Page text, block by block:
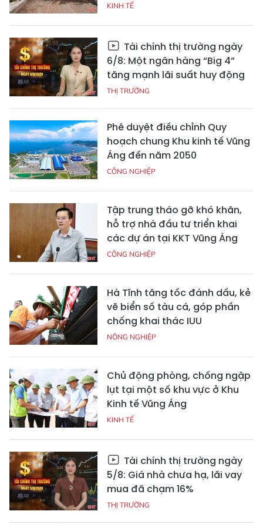
KINH TẾ
Tài chính thị trường ngày
6/8: Một ngân hàng “Big 4”
tăng mạnh lãi suất huy động
THỊ TRƯỜNG
Phê duyệt điều chỉnh Quy
hoạch chung Khu kinh tế Vũng
Áng đến năm 2050
CÔNG NGHIỆP
Tập trung tháo gỡ khó khăn,
hỗ trợ nhà đầu tư triển khai
các dự án tại KKT Vũng Áng
CÔNG NGHIỆP
Hà Tĩnh tăng tốc đánh dấu, kẻ
vẽ biển số tàu cá, góp phần
chống khai thác IUU
NÔNG NGHIỆP
Chủ động phòng, chống ngập
lụt tại một số khu vực ở Khu
Kinh tế Vũng Áng
KINH TẾ
Tài chính thị trường ngày
5/8: Giá nhà chưa hạ, lãi vay
mua đã chạm 16%
THỊ TRƯỜNG